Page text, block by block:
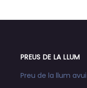
PREUS DE LA LLUM
Preu de la llum avui